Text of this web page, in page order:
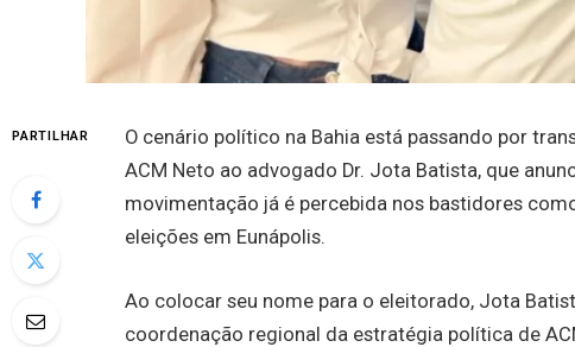
PARTILHAR
O cenário político na Bahia está passando por
ACM Neto ao advogado Dr. Jota Batista, que
movimentação já é percebida nos bastidores
eleições em Eunápolis.
Ao colocar seu nome para o eleitorado, Jota
coordenação regional da estratégia política de